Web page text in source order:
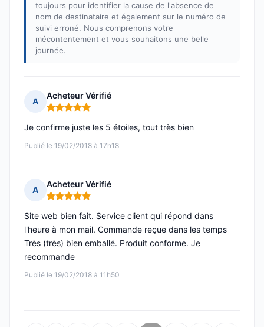
toujours pour identifier la cause de l'absence de
nom de destinataire et également sur le numéro de
suivi erroné. Nous comprenons votre
mécontentement et vous souhaitons une belle
journée.
A
Acheteur Vérifié
Note : 5 sur 5
Publié le 19/02/2018 à 17h18
Je confirme juste les 5 étoiles, tout très bien
A
Acheteur Vérifié
Note : 5 sur 5
Publié le 19/02/2018 à 11h50
Site web bien fait. Service client qui répond dans
l'heure à mon mail. Commande reçue dans les temps
Très (très) bien emballé. Produit conforme. Je
recommande